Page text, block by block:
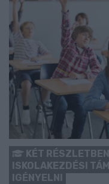
KÉT
ISKOLAKEZDÉSI
IGÉNYELNI